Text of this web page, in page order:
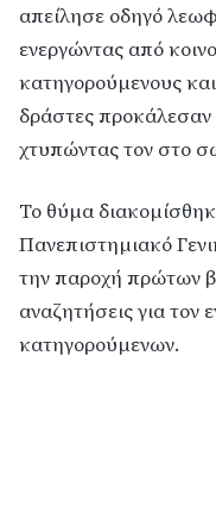
απείλησε οδηγό
ενεργώντας από
κατηγορούμενους
δράστες
χτυπώντας τον στο
Το θύμα
Πανεπιστημιακό
την παροχή πρώτων
αναζητήσεις για
κατηγορούμενων.